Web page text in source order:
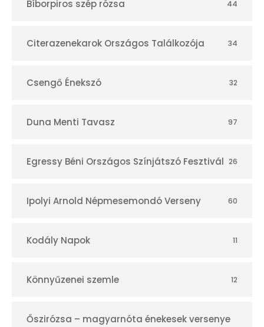
r
Bíborpiros szép rózsa 44
Citerazenekarok Országos Találkozója 34
Csengő Énekszó 32
Duna Menti Tavasz 97
Egressy Béni Országos Színjátszó Fesztivál 26
Ipolyi Arnold Népmesemondó Verseny 60
Kodály Napok 11
Könnyűzenei szemle 12
Őszirózsa – magyarnóta énekesek versenye